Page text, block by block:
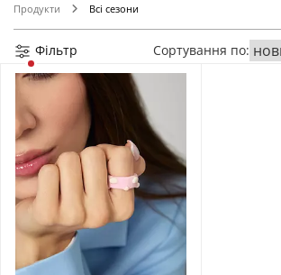
Продукти Всі сезони
Фільтр Сортування по: